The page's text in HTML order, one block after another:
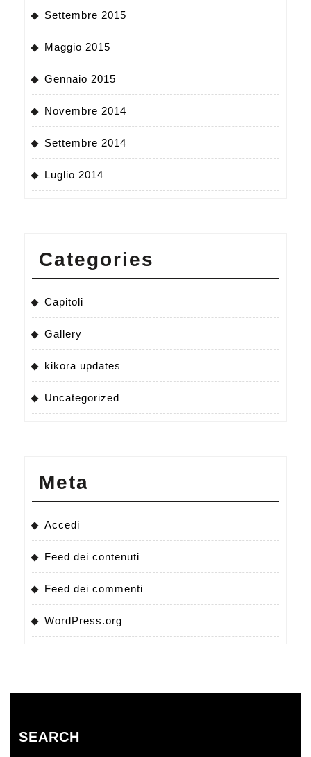
Settembre 2015
Maggio 2015
Gennaio 2015
Novembre 2014
Settembre 2014
Luglio 2014
Categories
Capitoli
Gallery
kikora updates
Uncategorized
Meta
Accedi
Feed dei contenuti
Feed dei commenti
WordPress.org
SEARCH